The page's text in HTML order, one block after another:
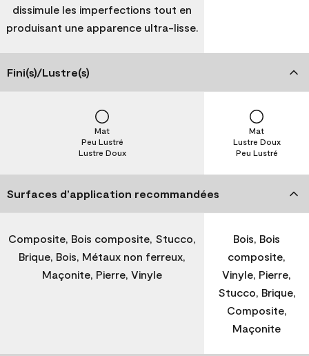
dissimule les imperfections tout en
produisant une apparence ultra-lisse.
Fini(s)/Lustre(s)
Lustre Doux
Peu Lustré
Mat
Peu Lustré
Lustre Doux
Mat
Surfaces d’application recommandées
Composite, Bois composite, Stucco,
Brique, Bois, Métaux non ferreux,
Maçonite, Pierre, Vinyle
Bois, Bois
composite,
Vinyle, Pierre,
Stucco, Brique,
Composite,
Maçonite